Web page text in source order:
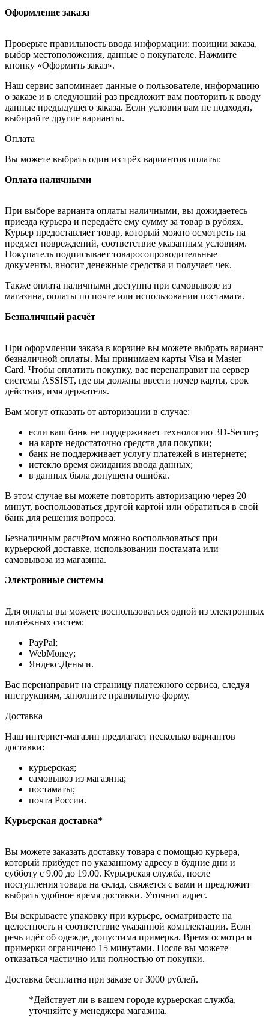
Оформление заказа
Проверьте правильность ввода информации: позиции заказа,
выбор местоположения, данные о покупателе. Нажмите
кнопку «Оформить заказ».
Наш сервис запоминает данные о пользователе, информацию
о заказе и в следующий раз предложит вам повторить к вводу
данные предыдущего заказа. Если условия вам не подходят,
выбирайте другие варианты.
Оплата
Вы можете выбрать один из трёх вариантов оплаты:
Оплата наличными
При выборе варианта оплаты наличными, вы дожидаетесь
приезда курьера и передаёте ему сумму за товар в рублях.
Курьер предоставляет товар, который можно осмотреть на
предмет повреждений, соответствие указанным условиям.
Покупатель подписывает товаросопроводительные
документы, вносит денежные средства и получает чек.
Также оплата наличными доступна при самовывозе из
магазина, оплаты по почте или использовании постамата.
Безналичный расчёт
При оформлении заказа в корзине вы можете выбрать вариант
безналичной оплаты. Мы принимаем карты Visa и Master
Card. Чтобы оплатить покупку, вас перенаправит на сервер
системы ASSIST, где вы должны ввести номер карты, срок
действия, имя держателя.
Вам могут отказать от авторизации в случае:
если ваш банк не поддерживает технологию 3D-Secure;
на карте недостаточно средств для покупки;
банк не поддерживает услугу платежей в интернете;
истекло время ожидания ввода данных;
в данных была допущена ошибка.
В этом случае вы можете повторить авторизацию через 20
минут, воспользоваться другой картой или обратиться в свой
банк для решения вопроса.
Безналичным расчётом можно воспользоваться при
курьерской доставке, использовании постамата или
самовывоза из магазина.
Электронные системы
Для оплаты вы можете воспользоваться одной из электронных
платёжных систем:
PayPal;
WebMoney;
Яндекс.Деньги.
Вас перенаправит на страницу платежного сервиса, следуя
инструкциям, заполните правильную форму.
Доставка
Наш интернет-магазин предлагает несколько вариантов
доставки:
курьерская;
самовывоз из магазина;
постаматы;
почта России.
Курьерская доставка*
Вы можете заказать доставку товара с помощью курьера,
который прибудет по указанному адресу в будние дни и
субботу с 9.00 до 19.00. Курьерская служба, после
поступления товара на склад, свяжется с вами и предложит
выбрать удобное время доставки. Уточнит адрес.
Вы вскрываете упаковку при курьере, осматриваете на
целостность и соответствие указанной комплектации. Если
речь идёт об одежде, допустима примерка. Время осмотра и
примерки ограничено 15 минутами. После вы можете
отказаться частично или полностью от покупки.
Доставка бесплатна при заказе от 3000 рублей.
*Действует ли в вашем городе курьерская служба,
уточняйте у менеджера магазина.